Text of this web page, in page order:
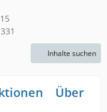
331
Inhalte suchen
Über